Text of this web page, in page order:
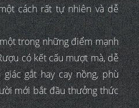
cách rất tự nhiên và dễ
trong những điểm mạnh
có kết cấu mượt mà, dễ
giác gắt hay cay nồng, phù
mới bắt đầu thưởng thức